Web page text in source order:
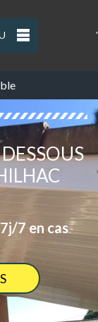
'
7 en cas